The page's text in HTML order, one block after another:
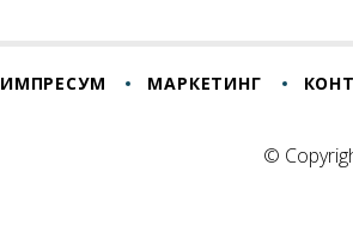
ИМПРЕСУМ МАРКЕТИНГ
©